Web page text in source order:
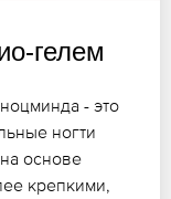
гелем
- это
ногти
основе
крепкими,